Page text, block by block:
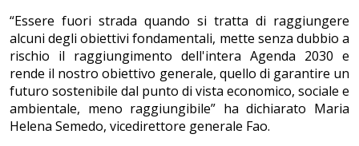
“Essere fuori strada quando si tratta di raggiungere
alcuni degli obiettivi fondamentali, mette senza dubbio a
rischio il raggiungimento dell'intera Agenda 2030 e
rende il nostro obiettivo generale, quello di garantire un
futuro sostenibile dal punto di vista economico, sociale e
ambientale, meno raggiungibile” ha dichiarato Maria
Helena Semedo, vicedirettore generale Fao.